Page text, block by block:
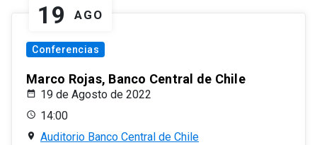
19 AGO
Conferencias
Marco Rojas, Banco Central de Chile
19 de Agosto de 2022
14:00
Auditorio Banco Central de Chile